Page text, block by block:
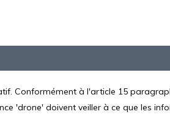
Conformément à l'article 15
'drone' doivent veiller à ce que les